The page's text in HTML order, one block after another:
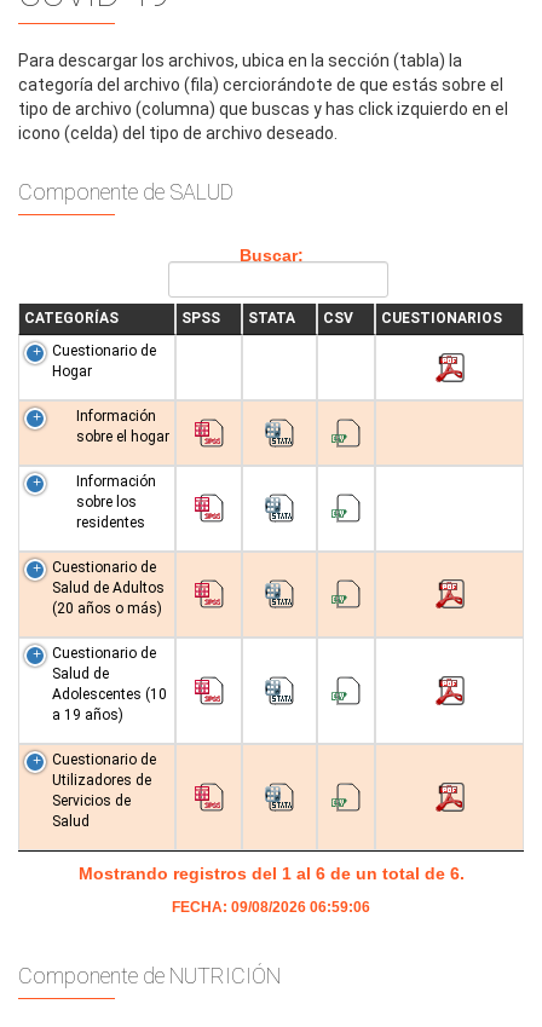
Para descargar los archivos, ubica en la sección (tabla) la
categoría del archivo (fila) cerciorándote de que estás sobre el
tipo de archivo (columna) que buscas y has click izquierdo en el
icono (celda) del tipo de archivo deseado.
Componente de SALUD
Buscar:
CATEGORÍAS SPSS STATA CSV
CUESTIONARIOS
Cuestionario de
Hogar
Información
sobre el hogar
Información
sobre los
residentes
Cuestionario de
Salud de Adultos
(20 años o más)
Cuestionario de
Salud de
Adolescentes (10
a 19 años)
Cuestionario de
Utilizadores de
Servicios de
Salud
Mostrando registros del 1 al 6 de un total de 6.
FECHA: 09/08/2026 06:59:06
Componente de NUTRICIÓN